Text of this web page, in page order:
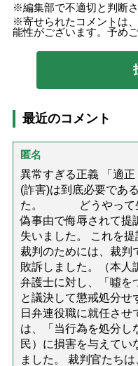
編集部で不適切と判断
寄せられたコメントは
能性がございます。予め
最近のコメント
匿名
異常すぎる正義 「適
(詐害)は到底必要であ
た。 どうやって生
偽事由で侮辱されて提
失いました。 これを
裁判のためには、裁判
敗訴しました。（本人
弁護士に対し、「噓を
と議決して懲戒処分せ
日弁連役職に就任させ
は、「当行為を処分し
民）に損害を与えてい
ました。 裁判官たち